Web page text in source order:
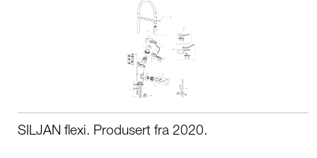
SILJAN flexi. Produsert fra 2020.